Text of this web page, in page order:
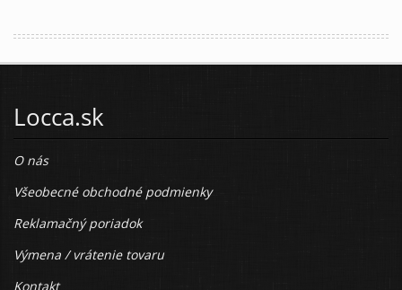
Locca.sk
O nás
Všeobecné obchodné podmienky
Reklamačný poriadok
Výmena / vrátenie tovaru
Kontakt